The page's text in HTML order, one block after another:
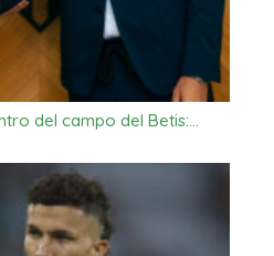
del campo del Betis:…